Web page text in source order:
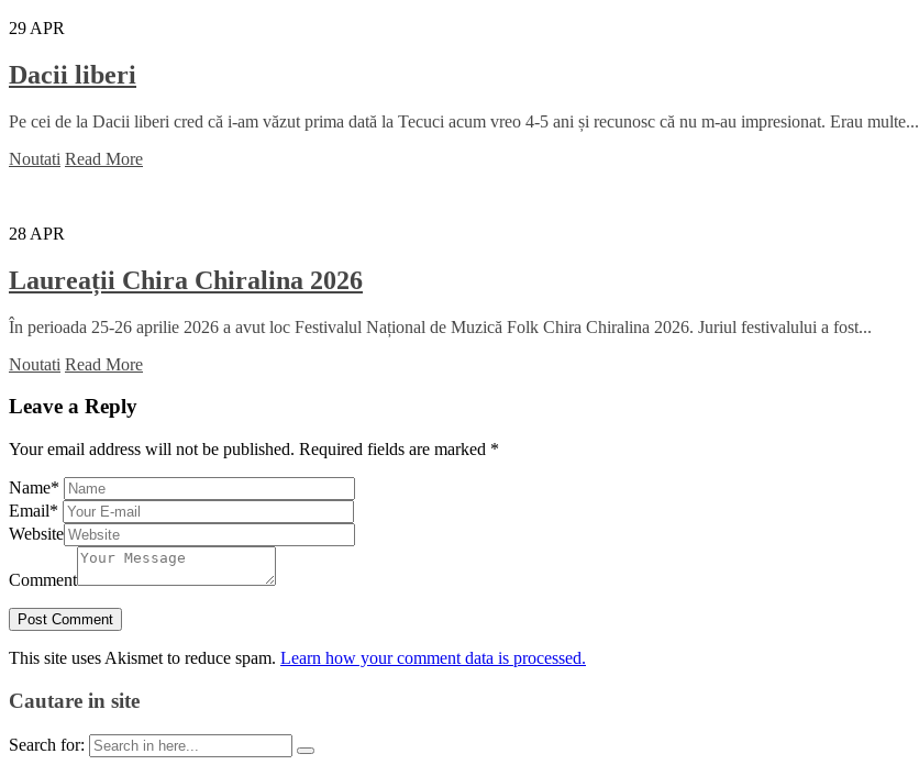
29 APR
Dacii liberi
Pe cei de la Dacii liberi cred că i-am văzut prima dată la Tecuci acum vreo 4-5 ani și recunosc că nu m-au impresionat. Erau multe...
Noutati Read More
28 APR
Laureații Chira Chiralina 2026
În perioada 25-26 aprilie 2026 a avut loc Festivalul Național de Muzică Folk Chira Chiralina 2026. Juriul festivalului a fost...
Noutati Read More
Leave a Reply
Your email address will not be published. Required fields are marked *
Name*
Email*
Website
Comment
This site uses Akismet to reduce spam. Learn how your comment data is processed.
Cautare in site
Search for: